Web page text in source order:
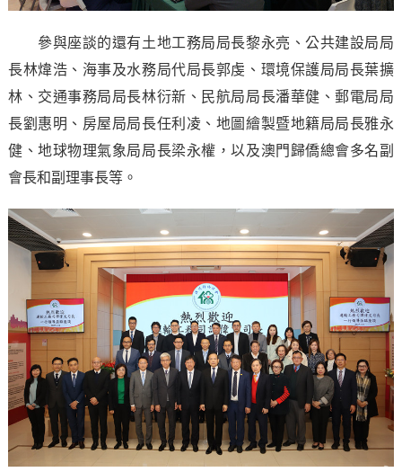
參與座談的還有土地工務局局長黎永亮、公共建設局局
長林煒浩、海事及水務局代局長郭虔、環境保護局局長葉擴
林、交通事務局局長林衍新、民航局局長潘華健、郵電局局
長劉惠明、房屋局局長任利凌、地圖繪製暨地籍局局長雅永
健、地球物理氣象局局長梁永權，以及澳門歸僑總會多名副
會長和副理事長等。